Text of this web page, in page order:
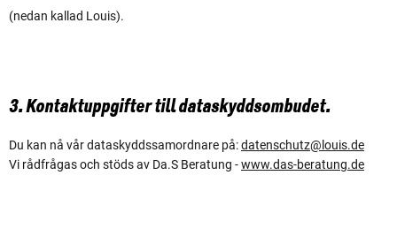
(nedan kallad Louis).
3. Kontaktuppgifter till dataskyddsombudet.
Du kan nå vår dataskyddssamordnare på:datenschutz@louis.de
Vi rådfrågas och stöds av Da.S Beratung -www.das-beratung.de